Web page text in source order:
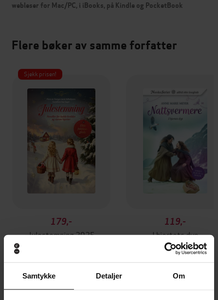
Samtykke Detaljer Om
webleser for Mac/PC, i iBooks, på Kindle og PocketBook
Flere bøker av samme forfatter
Sjekk prisen!
179,-
Julestemning 2025
119,-
I hjertets dyp
Anne Marie Meyer
EBOK